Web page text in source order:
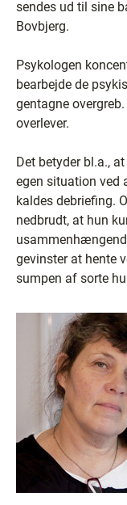
sendes ud til sine
Bovbjerg.
Psykologen
bearbejde de
gentagne
overlever.
Det betyder bl.a.,
egen situation ved
kaldes debriefing.
nedbrudt, at hun
gevinster at hente
sumpen af sorte